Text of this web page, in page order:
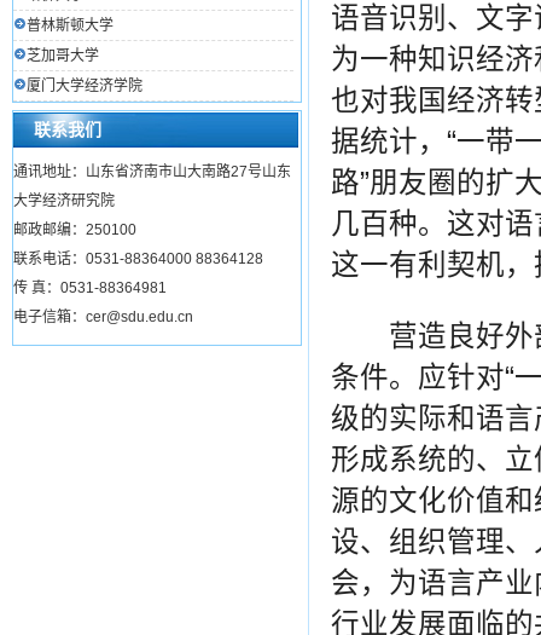
普林斯顿大学
芝加哥大学
厦门大学经济学院
联系我们
通讯地址：山东省济南市山大南路27号山东
大学经济研究院
邮政邮编：250100
联系电话：0531-88364000 88364128
传 真：0531-88364981
电子信箱：cer@sdu.edu.cn
语音识别、文
为一种知识经
也对我国经济转
据统计，“一带
路”朋友圈的扩
几百种。这对
这一有利契机
营造良好外部
条件。应针对“
级的实际和语
形成系统的、
源的文化价值
设、组织管理
会，为语言产
行业发展面临